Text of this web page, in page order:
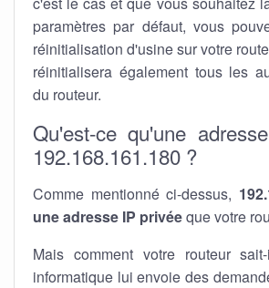
paramètres par défaut, vous
réinitialisation d'usine sur votre
réinitialisera également tous les
du routeur.
Qu'est-ce qu'une
192.168.161.180 ?
Comme mentionné ci-dessus,
une adresse IP privéeque votre
Mais comment votre routeur
informatique lui envoie des